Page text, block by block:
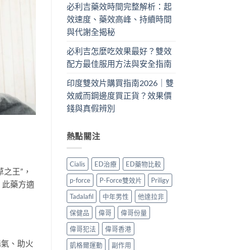
王”，
藥方適
、助火
必利吉藥效時間完整解析：起
效速度、藥效高峰、持續時間
與代謝全揭秘
必利吉怎麼吃效果最好？雙效
配方最佳服用方法與安全指南
印度雙效片購買指南2026｜雙
效威而鋼邊度買正貨？效果價
錢與真假辨別
熱點關注
Cialis ED治療
ED藥物比較
p-force
P-Force雙效片
Priligy
Tadalafil
中年男性
他達拉非
保健品
偉哥
偉哥份量
偉哥犯法
偉哥香港
凱格爾運動
副作用